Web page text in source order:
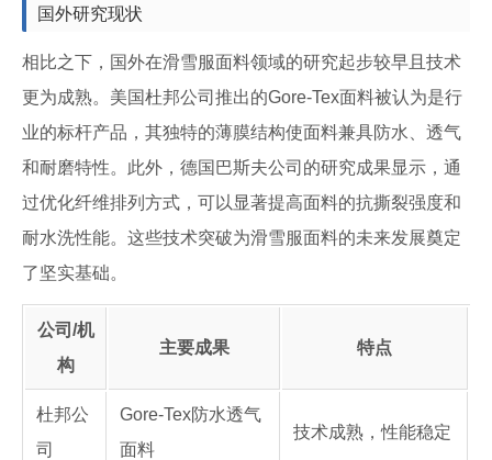
国外研究现状
相比之下，国外在滑雪服面料领域的研究起步较早且技术
更为成熟。美国杜邦公司推出的Gore-Tex面料被认为是行
业的标杆产品，其独特的薄膜结构使面料兼具防水、透气
和耐磨特性。此外，德国巴斯夫公司的研究成果显示，通
过优化纤维排列方式，可以显著提高面料的抗撕裂强度和
耐水洗性能。这些技术突破为滑雪服面料的未来发展奠定
了坚实基础。
公司/机
构
主要成果 特点
杜邦公
司
Gore-Tex防水透气
面料
技术成熟，性能稳定